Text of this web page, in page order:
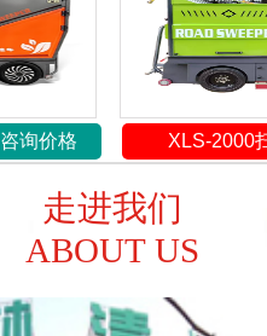
咨询价格 XLS-2000
走进我们
ABOUT US